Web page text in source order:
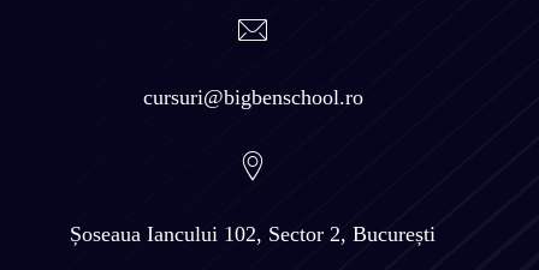
cursuri@bigbenschool.ro
Șoseaua Iancului 102, Sector 2, București